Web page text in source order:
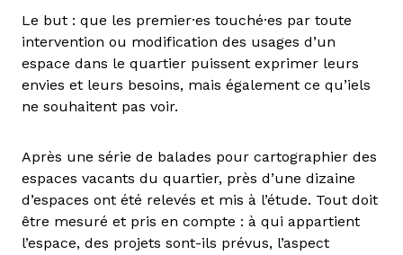
Le but : que les premier·es touché·es par toute
intervention ou modification des usages d’un
espace dans le quartier puissent exprimer leurs
envies et leurs besoins, mais également ce qu’iels
ne souhaitent pas voir.
Après une série de balades pour cartographier des
espaces vacants du quartier, près d’une dizaine
d’espaces ont été relevés et mis à l’étude. Tout doit
être mesuré et pris en compte : à qui appartient
l’espace, des projets sont-ils prévus, l’aspect